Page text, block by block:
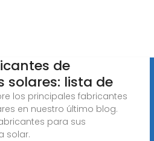
de
solares: lista de
los principales fabricantes
en nuestro último blog.
para sus
solar.